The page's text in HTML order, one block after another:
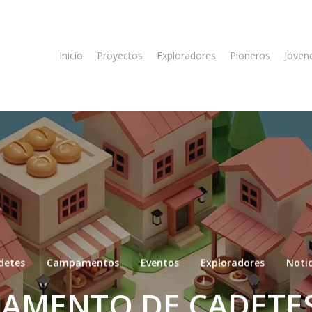
Inicio Proyectos Exploradores Pioneros
Campamentos Eventos Exploradores